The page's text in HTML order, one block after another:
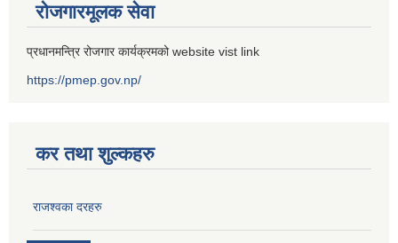
रोजगारमूलक सेवा
प्रधानमन्त्रि रोजगार कार्यक्रमको website vist link
https://pmep.gov.np/
कर तथा शुल्कहरु
राजश्वका दरहरु